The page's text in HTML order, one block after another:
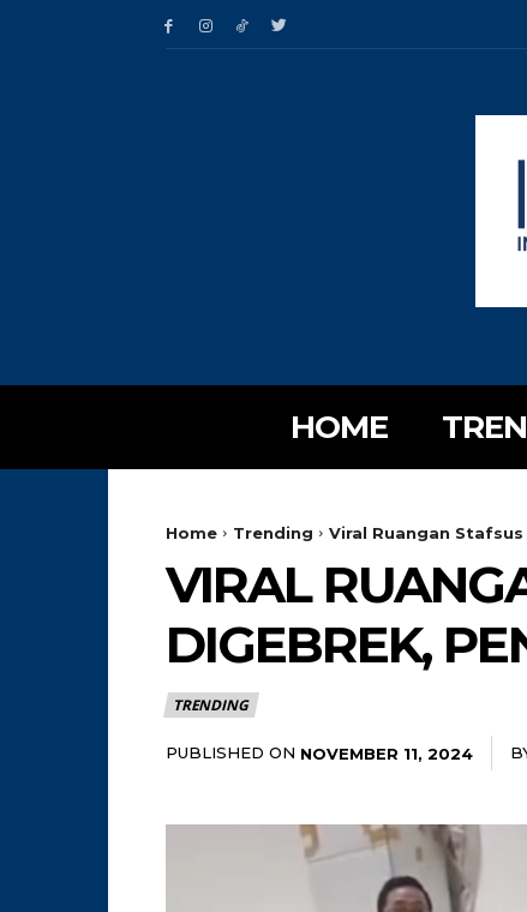
HOME
Home Trending Viral Ruangan
VIRAL
DIGEBREK,
TRENDING
PUBLISHED ON NOVEMBER 11, 2024